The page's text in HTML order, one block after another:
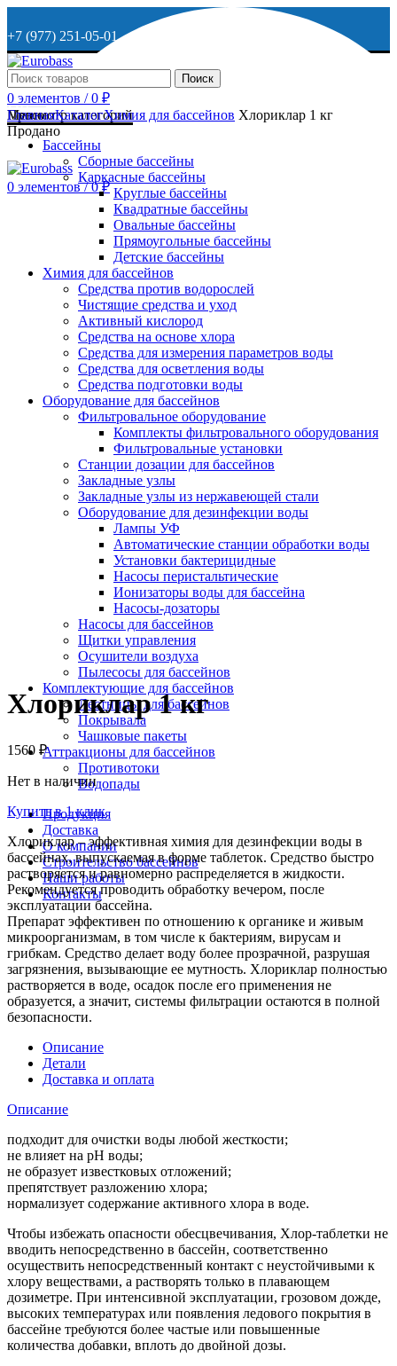
+7 (977) 251-05-01
+7 (929) 615-63-95
МО, г. Дмитров, ул. Веретенникова, д. 9
ОСТАВИТЬ ЗАЯВКУ
+7 (977) 251-05-01
Поиск
0 элементов / 0 ₽
Меню
0 элементов / 0₽
Просмотр категорий
Бассейны
Сборные бассейны
Каркасные бассейны
Круглые бассейны
Квадратные бассейны
Овальные бассейны
Прямоугольные бассейны
Детские бассейны
Химия для бассейнов
Средства против водорослей
Чистящие средства и уход
Активный кислород
Средства на основе хлора
Средства для измерения параметров воды
Средства для осветления воды
Средства подготовки воды
Оборудование для бассейнов
Фильтровальное оборудование
Комплекты фильтровального оборудования
Фильтровальные установки
Станции дозации для бассейнов
Закладные узлы
Закладные узлы из нержавеющей стали
Оборудование для дезинфекции воды
Лампы УФ
Автоматические станции обработки воды
Установки бактерицидные
Насосы перистальтические
Ионизаторы воды для бассейна
Насосы-дозаторы
Насосы для бассейнов
Щитки управления
Осушители воздуха
Пылесосы для бассейнов
Комплектующие для бассейнов
Лестницы для бассейнов
Покрывала
Чашковые пакеты
Аттракционы для бассейнов
Противотоки
Водопады
Продукция
Доставка
О компании
Строительство бассейнов
Наши работы
Контакты
ГлавнаяКаталогХимия для бассейнов Хлориклар 1 кг
Продано
Хлориклар 1 кг
1560 ₽
Нет в наличии
Купить в 1 клик
Хлориклар – эффективная химия для дезинфекции воды в
бассейнах, выпускаемая в форме таблеток. Средство быстро
растворяется и равномерно распределяется в жидкости.
Рекомендуется проводить обработку вечером, после
эксплуатации бассейна.
Препарат эффективен по отношению к органике и живым
микроорганизмам, в том числе к бактериям, вирусам и
грибкам. Средство делает воду более прозрачной, разрушая
загрязнения, вызывающие ее мутность. Хлориклар полностью
растворяется в воде, осадок после его применения не
образуется, а значит, системы фильтрации остаются в полной
безопасности.
Описание
Детали
Доставка и оплата
Описание
подходит для очистки воды любой жесткости;
не влияет на рН воды;
не образует известковых отложений;
препятствует разложению хлора;
нормализует содержание активного хлора в воде.
Чтобы избежать опасности обесцвечивания, Хлор-таблетки не
вводить непосредственно в бассейн, соответственно
осуществить непосредственный контакт с неустойчивыми к
хлору веществами, а растворять только в плавающем
дозиметре. При интенсивной эксплуатации, грозовом дожде,
высоких температурах или появления ледового покрытия в
бассейне требуются более частые или повышенные
количества добавки, вплоть до двойной дозы.